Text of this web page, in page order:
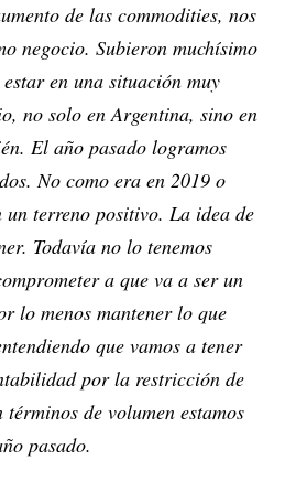
de las commodities, nos
negocio. Subieron muchísimo
en una situación muy
no solo en Argentina, sino en
El año pasado logramos
No como era en 2019 o
un terreno positivo. La idea de
Todavía no lo tenemos
a que va a ser un
lo menos mantener lo que
que vamos a tener
por la restricción de
de volumen estamos
pasado.